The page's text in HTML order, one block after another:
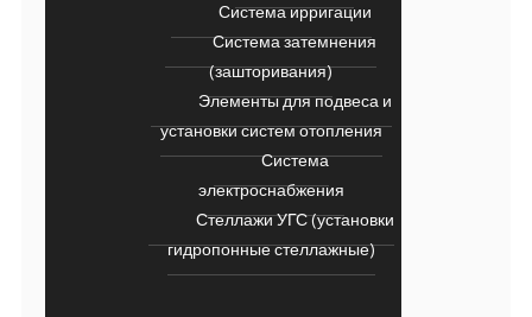
Система ирригации
Система затемнения
(зашторивания)
Элементы для подвеса и
установки систем отопления
Система
электроснабжения
Стеллажи УГС (установки
гидропонные стеллажные)